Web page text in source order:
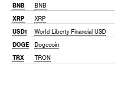
BNB BNB
XRP
XRP
USD1
World Liberty Financial USD
DOGE
Dogecoin
TRX
TRON